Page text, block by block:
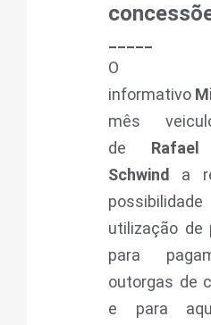
O
informativo
mês
de
Schwind
a
utilização de
para
outorgas de
e para